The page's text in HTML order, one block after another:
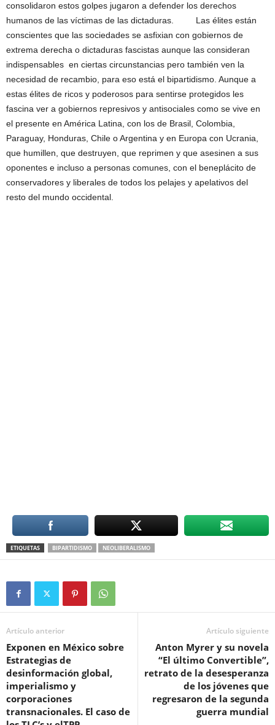
consolidaron estos golpes jugaron a defender los derechos
humanos de las víctimas de las dictaduras. Las élites están
conscientes que las sociedades se asfixian con gobiernos de
extrema derecha o dictaduras fascistas aunque las consideran
indispensables en ciertas circunstancias pero también ven la
necesidad de recambio, para eso está el bipartidismo. Aunque a
estas élites de ricos y poderosos para sentirse protegidos les
fascina ver a gobiernos represivos y antisociales como se vive en
el presente en América Latina, con los de Brasil, Colombia,
Paraguay, Honduras, Chile o Argentina y en Europa con Ucrania,
que humillen, que destruyen, que reprimen y que asesinen a sus
oponentes e incluso a personas comunes, con el beneplácito de
conservadores y liberales de todos los pelajes y apelativos del
resto del mundo occidental.
ETIQUETAS BIPARTIDISMO NEOLIBERALISMO
Artículo anterior
Exponen en México sobre
Estrategias de
desinformación global,
imperialismo y
corporaciones
transnacionales. El caso de
Artículo siguiente
Anton Myrer y su novela
“El último Convertible”,
retrato de la desesperanza
de los jóvenes que
regresaron de la segunda
guerra mundial